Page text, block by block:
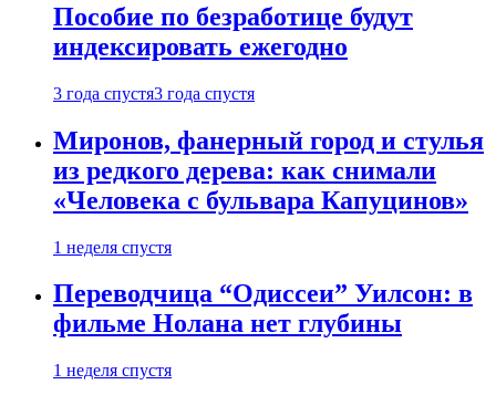
Пособие по безработице будут
индексировать ежегодно
3 года спустя3 года спустя
Миронов, фанерный город и стулья
из редкого дерева: как снимали
«Человека с бульвара Капуцинов»
1 неделя спустя
Переводчица “Одиссеи” Уилсон: в
фильме Нолана нет глубины
1 неделя спустя